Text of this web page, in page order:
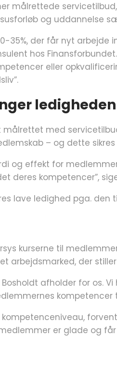
målrettede
og uddannelse
35%, der får nyt
hos
eller
ledigheden
med
– og dette
og effekt for
deres kompetencer”,
lave ledighed pga.
kurserne til
arbejdsmarked, der
afholder for os.
kompetencer
er glade og